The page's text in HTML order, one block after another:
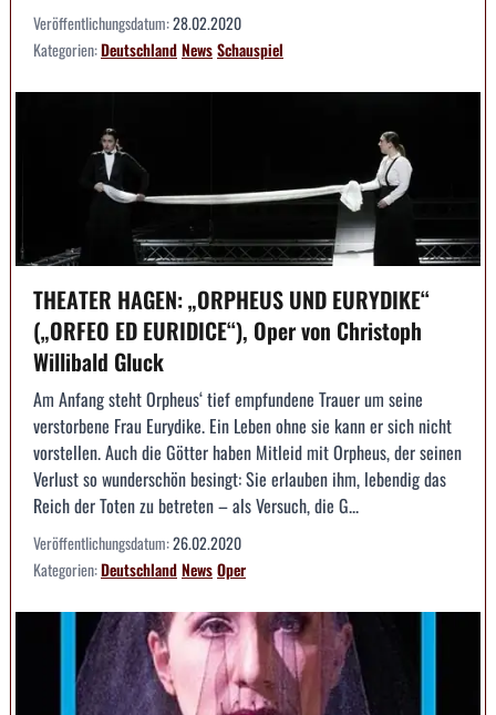
Veröffentlichungsdatum:28.02.2020
Kategorien:DeutschlandNewsSchauspiel
THEATER HAGEN: „ORPHEUS UND EURYDIKE“
(„ORFEO ED EURIDICE“), Oper von Christoph
Willibald Gluck
Am Anfang steht Orpheus‘ tief empfundene Trauer um seine
verstorbene Frau Eurydike. Ein Leben ohne sie kann er sich nicht
vorstellen. Auch die Götter haben Mitleid mit Orpheus, der seinen
Verlust so wunderschön besingt: Sie erlauben ihm, lebendig das
Reich der Toten zu betreten – als Versuch, die G...
Veröffentlichungsdatum:26.02.2020
Kategorien:DeutschlandNewsOper